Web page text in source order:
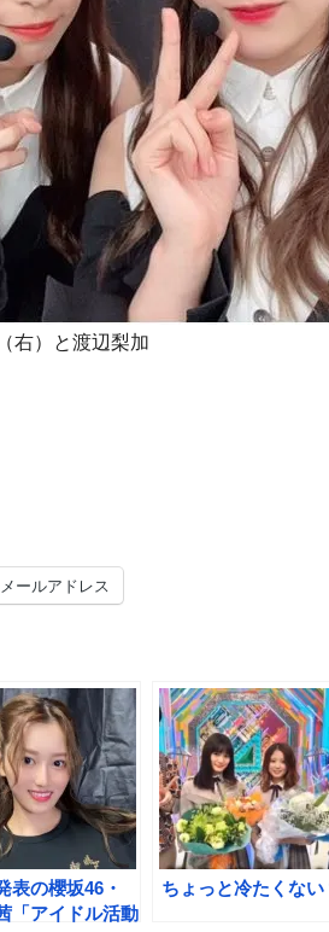
右）と渡辺梨加
メールアドレス
表の櫻坂46・
「アイドル活動
ちょっと冷たくない